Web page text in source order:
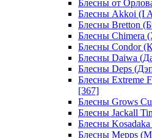
Блесны от
Блесны Akkoi (I
Блесны Bretton
Блесны Chimera
Блесны Condor
Блесны Daiwa
Блесны Deps
Блесны Extreme
[367]
Блесны Grows
Блесны Jackall
Блесны Kosadaka
Блесны Mepps